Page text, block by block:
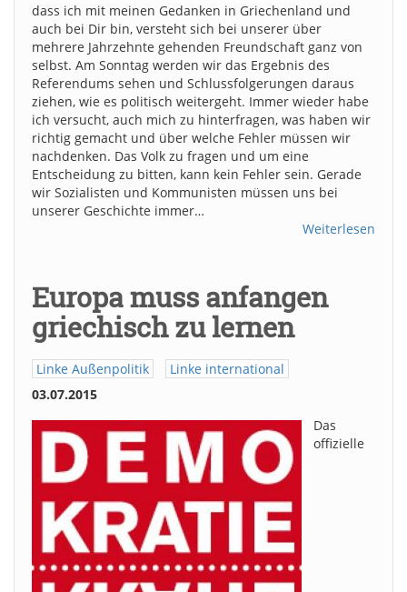
dass ich mit meinen Gedanken in Griechenland und
auch bei Dir bin, versteht sich bei unserer über
mehrere Jahrzehnte gehenden Freundschaft ganz von
selbst. Am Sonntag werden wir das Ergebnis des
Referendums sehen und Schlussfolgerungen daraus
ziehen, wie es politisch weitergeht. Immer wieder habe
ich versucht, auch mich zu hinterfragen, was haben wir
richtig gemacht und über welche Fehler müssen wir
nachdenken. Das Volk zu fragen und um eine
Entscheidung zu bitten, kann kein Fehler sein. Gerade
wir Sozialisten und Kommunisten müssen uns bei
unserer Geschichte immer…
Weiterlesen
Europa muss anfangen
griechisch zu lernen
Linke Außenpolitik
Linke international
03.07.2015
Das
offizielle